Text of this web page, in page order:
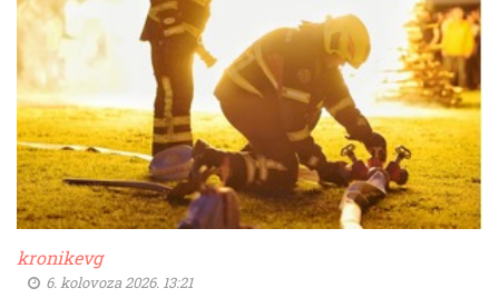
kronikevg
6. kolovoza 2026. 13:21